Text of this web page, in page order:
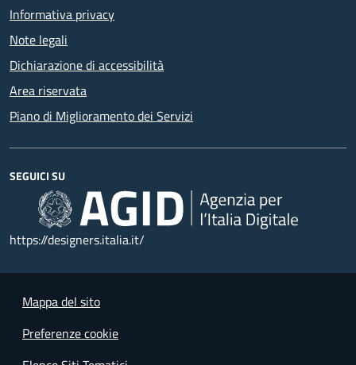
Informativa privacy
Note legali
Dichiarazione di accessibilità
Area riservata
Piano di Miglioramento dei Servizi
SEGUICI SU
https://designers.italia.it/
Mappa del sito
Preferenze cookie